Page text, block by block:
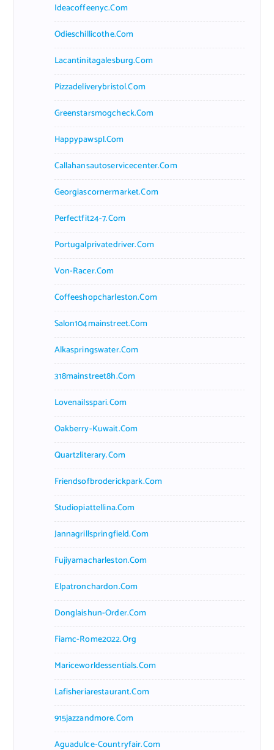
Ideacoffeenyc.com
Odieschillicothe.com
Lacantinitagalesburg.com
Pizzadeliverybristol.com
Greenstarsmogcheck.com
Happypawspl.com
Callahansautoservicecenter.com
Georgiascornermarket.com
Perfectfit24-7.com
Portugalprivatedriver.com
Von-Racer.com
Coffeeshopcharleston.com
Salon104mainstreet.com
Alkaspringswater.com
318mainstreet8h.com
Lovenailsspari.com
Oakberry-Kuwait.com
Quartzliterary.com
Friendsofbroderickpark.com
Studiopiattellina.com
Jannagrillspringfield.com
Fujiyamacharleston.com
Elpatronchardon.com
Donglaishun-Order.com
Fiamc-Rome2022.org
Mariceworldessentials.com
Lafisheriarestaurant.com
915jazzandmore.com
Aguadulce-Countryfair.com